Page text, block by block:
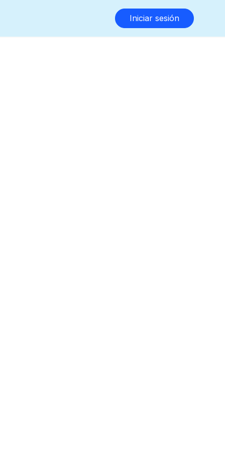
Iniciar sesión